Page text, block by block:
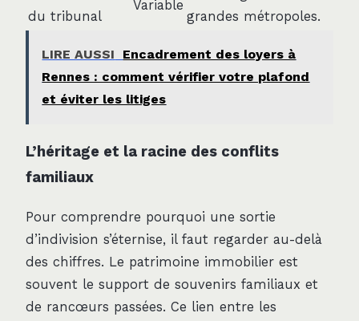
du tribunal
Variable
grandes métropoles.
LIRE AUSSI
Encadrement des loyers à
Rennes : comment vérifier votre plafond
et éviter les litiges
L’héritage et la racine des conflits
familiaux
Pour comprendre pourquoi une sortie
d’indivision s’éternise, il faut regarder au-delà
des chiffres. Le patrimoine immobilier est
souvent le support de souvenirs familiaux et
de rancœurs passées. Ce lien entre les